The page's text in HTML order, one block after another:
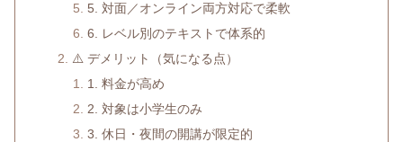
5. 対面／オンライン両方対応で柔軟
6. レベル別のテキストで体系的
⚠️ デメリット（気になる点）
1. 料金が高め
2. 対象は小学生のみ
3. 休日・夜間の開講が限定的